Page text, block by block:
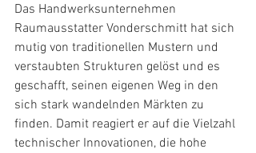
Das Handwerksunternehmen
Raumausstatter Vonderschmitt hat sich
mutig von traditionellen Mustern und
verstaubten Strukturen gelöst und es
geschafft, seinen eigenen Weg in den
sich stark wandelnden Märkten zu
finden. Damit reagiert er auf die Vielzahl
technischer Innovationen, die hohe